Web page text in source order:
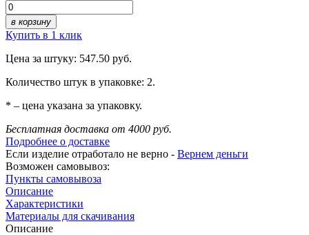
в корзину
Купить в 1 клик
Цена за штуку: 547.50 руб.
Количество штук в упаковке: 2.
* – цена указана за упаковку.
Бесплатная доставка от 4000 руб.
Подробнее о доставке
Если изделие отработало не верно - Вернем деньги
Возможен самовывоз:
Пункты самовывоза
Описание
Характеристики
Материалы для скачивания
Описание